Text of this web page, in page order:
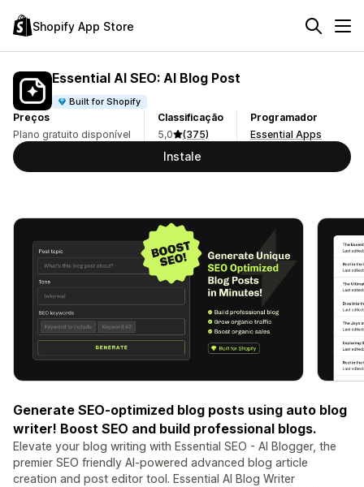
Shopify App Store
Essential AI SEO: AI Blog Post
Built for Shopify
Preços
Plano gratuito disponível
Classificação
5,0
(375)
Programador
Essential Apps
Instale
Generate SEO-optimized blog posts using auto blog
writer! Boost SEO and build professional blogs.
Elevate your blog writing with Essential SEO - AI Blogger, the
premier SEO friendly AI-powered advanced blog article
creation and post editor tool. Essential AI Blog Writer